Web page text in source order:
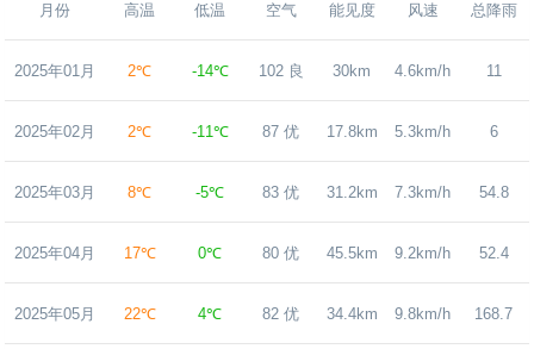
月份 高温 低温 空气 能见度 风速 总降雨
2025年01月 2℃ -14℃ 102 良 30km 4.6km/h 11
2025年02月 2℃ -11℃ 87 优 17.8km 5.3km/h 6
2025年03月 8℃ -5℃ 83 优 31.2km 7.3km/h 54.8
2025年04月 17℃ 0℃ 80 优 45.5km 9.2km/h 52.4
2025年05月 22℃ 4℃ 82 优 34.4km 9.8km/h 168.7